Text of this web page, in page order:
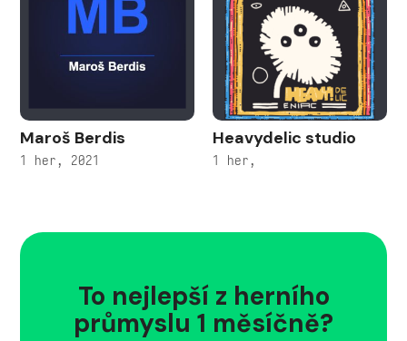
Maroš Berdis
1 her, 2021
Heavydelic studio
1 her,
To nejlepší z herního
průmyslu 1 měsíčně?